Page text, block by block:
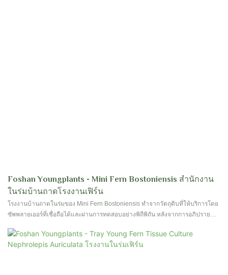
Foshan Youngplants - Mini Fern Bostoniensis สำนักงาน
ในร่มบ้านถาดโรงงานเฟิร์น
โรงงานบ้านถาดในร่มของ Mini Fern Bostoniensis ทำจากวัตถุดิบที่ให้บริการโดย
ซัพพลายเออร์ที่เชื่อถือได้และผ่านการทดสอบอย่างพิถีพิถัน หลังจากการอภิปราย
Aglaonema, Diefffenbachia, Spathiphyllum, Calathea, Fern, Fittonia,
Syngonium, Peperomia, Carnivorous Plants, Dracaena, Ficus และ Schefflera